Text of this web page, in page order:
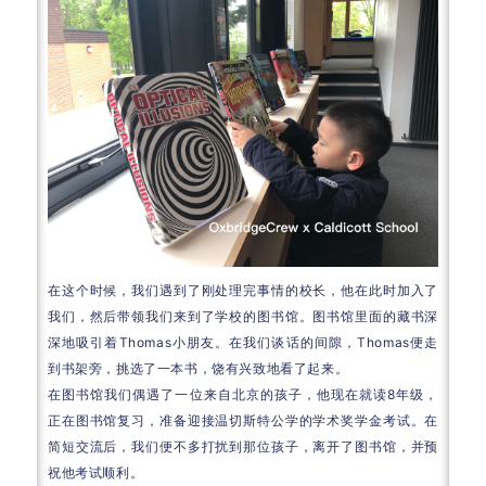
在这个时候，我们遇到了刚处理完事情的校长，他在此时加入了
我们，然后带领我们来到了学校的图书馆。图书馆里面的藏书深
深地吸引着Thomas小朋友。在我们谈话的间隙，Thomas便走
到书架旁，挑选了一本书，饶有兴致地看了起来。
在图书馆我们偶遇了一位来自北京的孩子，他现在就读8年级，
正在图书馆复习，准备迎接温切斯特公学的学术奖学金考试。在
简短交流后，我们便不多打扰到那位孩子，离开了图书馆，并预
祝他考试顺利。